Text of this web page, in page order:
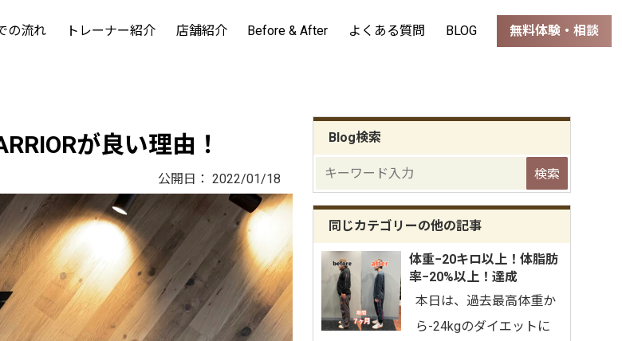
の流れ トレーナー紹介 店舗紹介 Before & After よくある質問 BLOG 無料体験・相談
が良い理由！
公開日： 2022/01/18
Blog検索
同じカテゴリーの他の記事
体重−20キロ以上！体脂肪
率−20%以上！達成
⁡本日は、過去最高体重か
ら-24kgのダイエットに